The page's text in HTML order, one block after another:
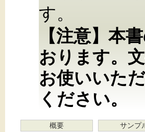
す。
【注意】本
おります。
お使いいた
ください。
概要 サンプ